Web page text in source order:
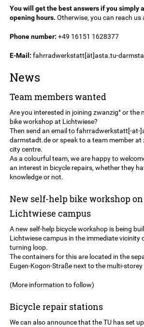
You will get the best answers if you simply
opening hours. Otherwise, you can reach us
Phone number: +49 16151 1628377
E-Mail: fahrradwerkstatt[ät]asta.tu-
News
Team members wanted
Are you interested in joining zwanzig° or the
bike workshop at Lichtwiese?
Then send an email to fahrradwerkstatt[-at-
darmstadt.de or speak to a team member at
city centre.
As a colourful team, we are happy to
an interest in bicycle repairs, whether they
knowledge or not.
New self-help bike workshop
Lichtwiese campus
A new self-help bicycle workshop is being
Lichtwiese campus in the immediate vicinity
turning loop.
The containers for this are located in the
Eugen-Kogon-Straße next to the multi-
(More information to follow)
Bicycle repair stations
We can also announce that the TU has set